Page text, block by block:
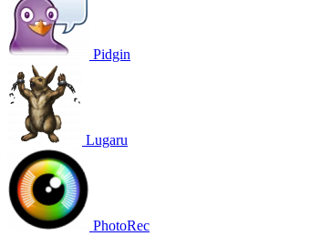
Pidgin
Lugaru
PhotoRec